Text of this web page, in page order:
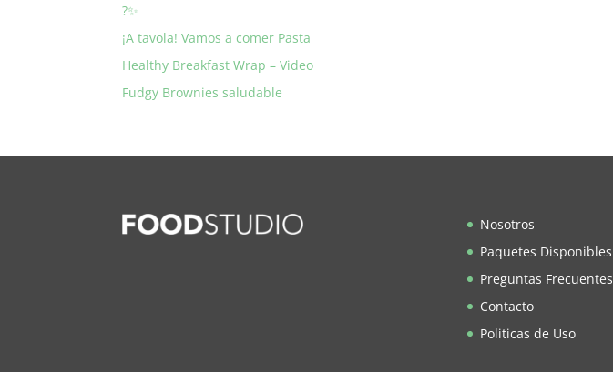
?✨
¡A tavola! Vamos a comer Pasta
Healthy Breakfast Wrap – Video
Fudgy Brownies saludable
Nosotros
Paquetes Disponibles
Preguntas Frecuentes
Contacto
Politicas de Uso